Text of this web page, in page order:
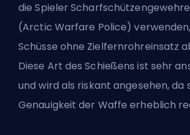
die Spieler Scharfschützengewehre
(Arctic Warfare Police)
Schüsse ohne Zielfernrohreinsatz
Diese Art des Schießens ist sehr
und wird als riskant angesehen, da
Genauigkeit der Waffe erheblich